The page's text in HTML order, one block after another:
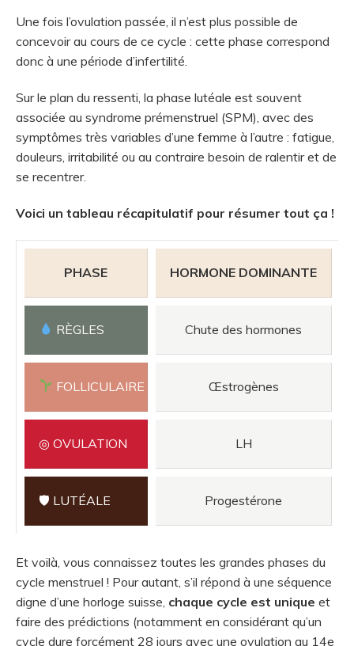
Une fois l’ovulation passée, il n’est plus possible de
concevoir au cours de ce cycle : cette phase correspond
donc à une période d’infertilité.
Sur le plan du ressenti, la phase lutéale est souvent
associée au syndrome prémenstruel (SPM), avec des
symptômes très variables d’une femme à l’autre : fatigue,
douleurs, irritabilité ou au contraire besoin de ralentir et de
se recentrer.
Voici un tableau récapitulatif pour résumer tout ça !
PHASE HORMONE DOMINANTE
RÈGLES Chute des hormones
FOLLICULAIRE Œstrogènes
◎ OVULATION LH
🛡 LUTÉALE Progestérone
Et voilà, vous connaissez toutes les grandes phases du
cycle menstruel ! Pour autant, s’il répond à une séquence
digne d’une horloge suisse, chaque cycle est unique et
faire des prédictions (notamment en considérant qu’un
cycle dure forcément 28 jours avec une ovulation au 14e